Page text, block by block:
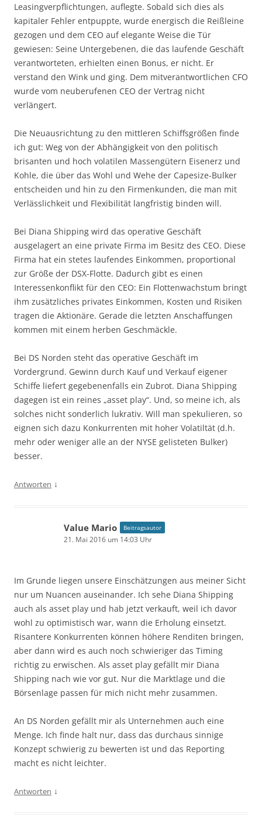
Leasingverpflichtungen, auflegte. Sobald sich dies als
kapitaler Fehler entpuppte, wurde energisch die Reißleine
gezogen und dem CEO auf elegante Weise die Tür
gewiesen: Seine Untergebenen, die das laufende Geschäft
verantworteten, erhielten einen Bonus, er nicht. Er
verstand den Wink und ging. Dem mitverantwortlichen CFO
wurde vom neuberufenen CEO der Vertrag nicht
verlängert.
Die Neuausrichtung zu den mittleren Schiffsgrößen finde
ich gut: Weg von der Abhängigkeit von den politisch
brisanten und hoch volatilen Massengütern Eisenerz und
Kohle, die über das Wohl und Wehe der Capesize-Bulker
entscheiden und hin zu den Firmenkunden, die man mit
Verlässlichkeit und Flexibilität langfristig binden will.
Bei Diana Shipping wird das operative Geschäft
ausgelagert an eine private Firma im Besitz des CEO. Diese
Firma hat ein stetes laufendes Einkommen, proportional
zur Größe der DSX-Flotte. Dadurch gibt es einen
Interessenkonflikt für den CEO: Ein Flottenwachstum bringt
ihm zusätzliches privates Einkommen, Kosten und Risiken
tragen die Aktionäre. Gerade die letzten Anschaffungen
kommen mit einem herben Geschmäckle.
Bei DS Norden steht das operative Geschäft im
Vordergrund. Gewinn durch Kauf und Verkauf eigener
Schiffe liefert gegebenenfalls ein Zubrot. Diana Shipping
dagegen ist ein reines „asset play“. Und, so meine ich, als
solches nicht sonderlich lukrativ. Will man spekulieren, so
eignen sich dazu Konkurrenten mit hoher Volatiltät (d.h.
mehr oder weniger alle an der NYSE gelisteten Bulker)
besser.
Antworten ↓
Value Mario Beitragsautor
21. Mai 2016 um 14:03 Uhr
Im Grunde liegen unsere Einschätzungen aus meiner Sicht
nur um Nuancen auseinander. Ich sehe Diana Shipping
auch als asset play und hab jetzt verkauft, weil ich davor
wohl zu optimistisch war, wann die Erholung einsetzt.
Risantere Konkurrenten können höhere Renditen bringen,
aber dann wird es auch noch schwieriger das Timing
richtig zu erwischen. Als asset play gefällt mir Diana
Shipping nach wie vor gut. Nur die Marktlage und die
Börsenlage passen für mich nicht mehr zusammen.
An DS Norden gefällt mir als Unternehmen auch eine
Menge. Ich finde halt nur, dass das durchaus sinnige
Konzept schwierig zu bewerten ist und das Reporting
macht es nicht leichter.
Antworten ↓